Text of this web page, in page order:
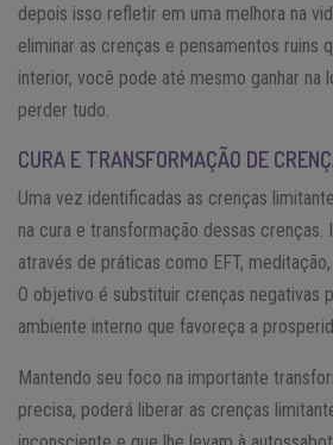
depois isso refletir em uma melhora na
eliminar as crenças e pensamentos ruins
interior, você pode até mesmo ganhar na
perder tudo.
CURA E TRANSFORMAÇÃO DE
Uma vez identificadas as crenças
na cura e transformação dessas
através de práticas como EFT,
O objetivo é substituir crenças negativas
ambiente interno que favoreça a
Mantendo seu foco na importante
precisa, poderá liberar as crenças